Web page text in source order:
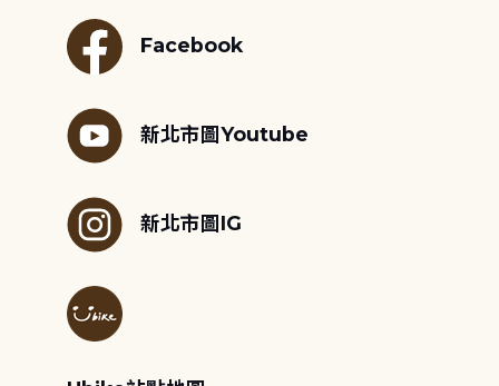
Facebook
新北市圖Youtube
新北市圖IG